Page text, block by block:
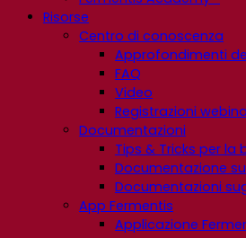
Risorse
Centro di conoscenza
Approfondimenti
FAQ
Video
Registrazioni
Documentazioni
Tips & Tricks per la
Documentazione
Documentazioni
App Fermentis
Applicazione